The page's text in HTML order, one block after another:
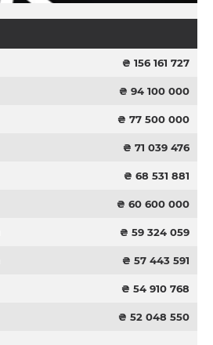
₴ 156 161 727
₴ 94 100 000
₴ 77 500 000
₴ 71 039 476
₴ 68 531 881
₴ 60 600 000
₴ 59 324 059
₴ 57 443 591
₴ 54 910 768
₴ 52 048 550